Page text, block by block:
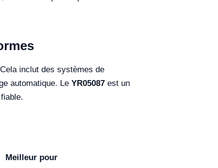
inclut des systèmes de
automatique. Le YR05087 est un
Meilleur pour